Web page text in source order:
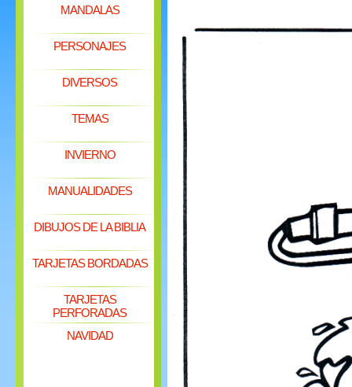
MANDALAS
PERSONAJES
DIVERSOS
TEMAS
INVIERNO
MANUALIDADES
DIBUJOS DE LA BIBLIA
TARJETAS BORDADAS
TARJETAS
PERFORADAS
NAVIDAD